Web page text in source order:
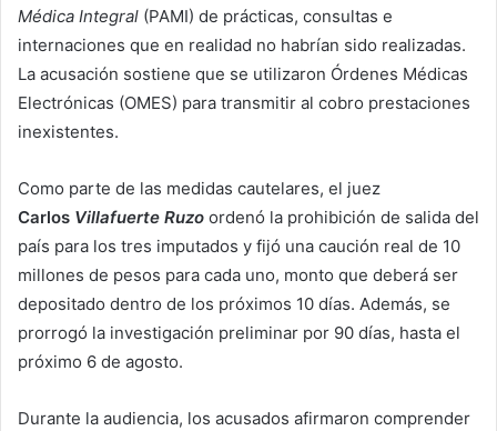
Médica Integral (PAMI) de prácticas, consultas e
internaciones que en realidad no habrían sido realizadas.
La acusación sostiene que se utilizaron Órdenes Médicas
Electrónicas (OMES) para transmitir al cobro prestaciones
inexistentes.
Como parte de las medidas cautelares, el juez
Carlos Villafuerte Ruzo ordenó la prohibición de salida del
país para los tres imputados y fijó una caución real de 10
millones de pesos para cada uno, monto que deberá ser
depositado dentro de los próximos 10 días. Además, se
prorrogó la investigación preliminar por 90 días, hasta el
próximo 6 de agosto.
Durante la audiencia, los acusados afirmaron comprender